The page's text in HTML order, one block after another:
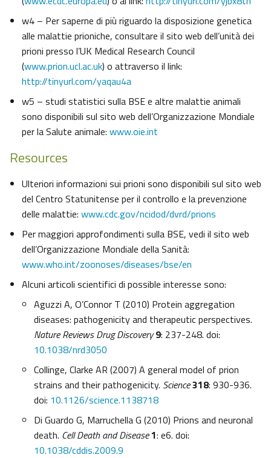
w4 – Per saperne di più riguardo la disposizione genetica
alle malattie prioniche, consultare il sito web dell’unità dei
prioni presso l’UK Medical Research Council
(www.prion.ucl.ac.uk) o attraverso il link:
http://tinyurl.com/yaqau4a
w5 – studi statistici sulla BSE e altre malattie animali
sono disponibili sul sito web dell’Organizzazione Mondiale
per la Salute animale: www.oie.int
Resources
Ulteriori informazioni sui prioni sono disponibili sul sito web
del Centro Statunitense per il controllo e la prevenzione
delle malattie: www.cdc.gov/ncidod/dvrd/prions
Per maggiori approfondimenti sulla BSE, vedi il sito web
dell’Organizzazione Mondiale della Sanità:
www.who.int/zoonoses/diseases/bse/en
Alcuni articoli scientifici di possible interesse sono:
Aguzzi A, O’Connor T (2010) Protein aggregation
diseases: pathogenicity and therapeutic perspectives.
Nature Reviews Drug Discovery 9: 237-248. doi:
10.1038/nrd3050
Collinge, Clarke AR (2007) A general model of prion
strains and their pathogenicity. Science318: 930-936.
doi: 10.1126/science.1138718
Di Guardo G, Marruchella G (2010) Prions and neuronal
death. Cell Death and Disease1: e6. doi:
10.1038/cddis.2009.9